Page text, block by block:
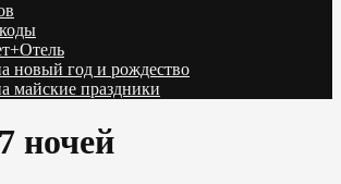
новый год и рождество
майские праздники
ночей